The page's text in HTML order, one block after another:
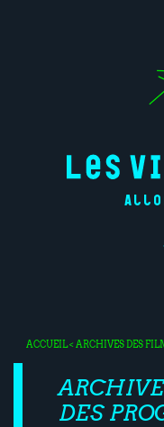
ACCUEIL< ARCHIVES DES
DES